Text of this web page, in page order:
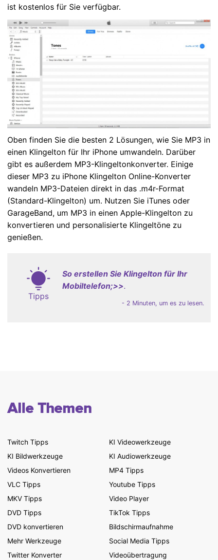
ist kostenlos für Sie verfügbar.
Oben finden Sie die besten 2 Lösungen, wie Sie MP3 in
einen Klingelton für Ihr iPhone umwandeln. Darüber
gibt es außerdem MP3-Klingeltonkonverter. Einige
dieser MP3 zu iPhone Klingelton Online-Konverter
wandeln MP3-Dateien direkt in das .m4r-Format
(Standard-Klingelton) um. Nutzen Sie iTunes oder
GarageBand, um MP3 in einen Apple-Klingelton zu
konvertieren und personalisierte Klingeltöne zu
genießen.
Tipps
So erstellen Sie Klingelton für Ihr
Mobiltelefon;>>.
- 2 Minuten, um es zu lesen.
Alle Themen
Twitch Tipps
KI Videowerkzeuge
KI Bildwerkzeuge
KI Audiowerkzeuge
Videos Konvertieren
MP4 Tipps
VLC Tipps
Youtube Tipps
MKV Tipps
Video Player
DVD Tipps
TikTok Tipps
DVD konvertieren
Bildschirmaufnahme
Mehr Werkzeuge
Social Media Tipps
Twitter Konverter
Videoübertragung